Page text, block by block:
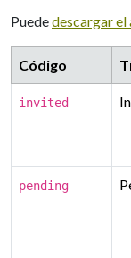
Puededescargar el
Código
invited
pending